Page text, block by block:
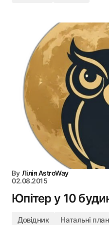
By Лілія AstroWay
02.08.2015
Юпітер у 10
Довідник
Натальні